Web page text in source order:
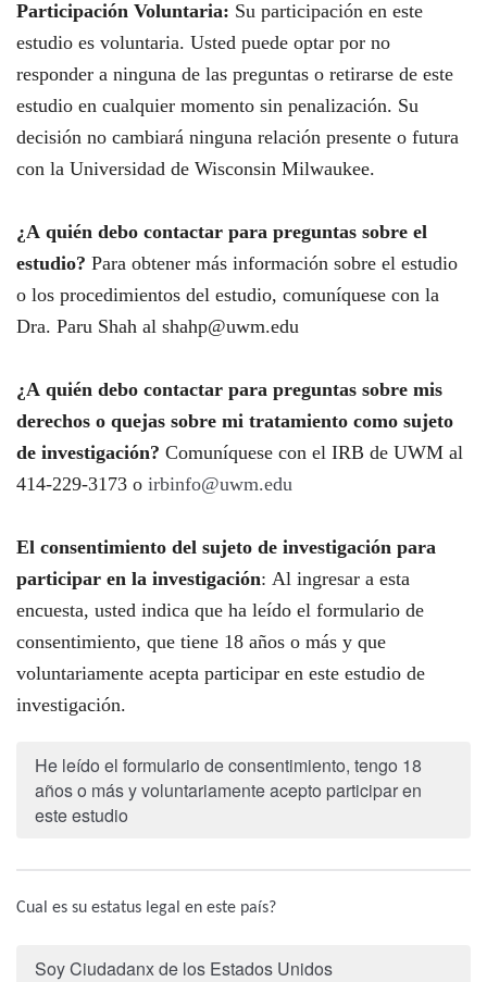
Participación Voluntaria: Su participación en este
estudio es voluntaria. Usted puede optar por no
responder a ninguna de las preguntas o retirarse de este
estudio en cualquier momento sin penalización. Su
decisión no cambiará ninguna relación presente o futura
con la Universidad de Wisconsin Milwaukee.
¿A quién debo contactar para preguntas sobre el
estudio? Para obtener más información sobre el estudio
o los procedimientos del estudio, comuníquese con la
Dra. Paru Shah al shahp@uwm.edu
¿A quién debo contactar para preguntas sobre mis
derechos o quejas sobre mi tratamiento como sujeto
de investigación? Comuníquese con el IRB de UWM al
414-229-3173 o irbinfo@uwm.edu
El consentimiento del sujeto de investigación para
participar en la investigación: Al ingresar a esta
encuesta, usted indica que ha leído el formulario de
consentimiento, que tiene 18 años o más y que
voluntariamente acepta participar en este estudio de
investigación.
He leído el formulario de consentimiento, tengo 18
años o más y voluntariamente acepto participar en
este estudio
Cual es su estatus legal en este país?
Soy Ciudadanx de los Estados Unidos